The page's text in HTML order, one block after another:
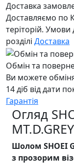
Доставка
Доставляємо по
теріторій.
розділі Доставка
Обмін та
Ви можете
14 діб від дати
Гарантія
Огляд
MT.D.GREY
Шолом SHOEI
з прозорим